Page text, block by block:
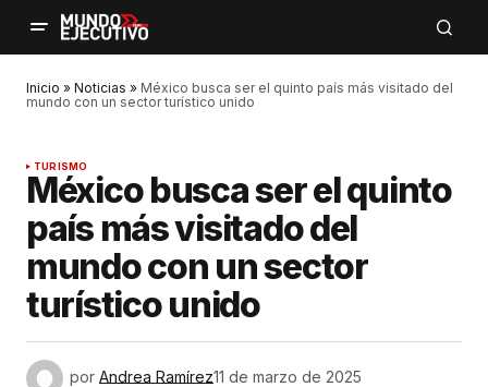
Inicio » Noticias » México busca ser el quinto país más visitado del
mundo con un sector turístico unido
TURISMO
México busca ser el quinto
país más visitado del
mundo con un sector
turístico unido
por Andrea Ramírez11 de marzo de 2025